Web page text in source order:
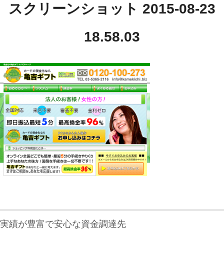
スクリーンショット 2015-08-23
18.58.03
実績が豊富で安心な資金調達先